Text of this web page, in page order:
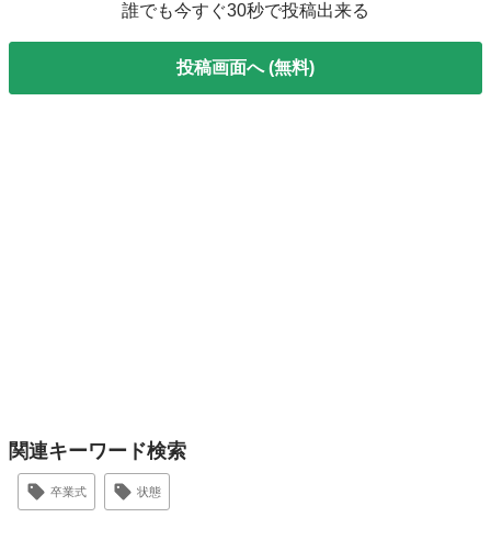
誰でも今すぐ30秒で投稿出来る
投稿画面へ (無料)
関連キーワード検索
卒業式 状態